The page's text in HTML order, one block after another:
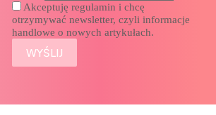
Akceptuję regulamin i chcę
otrzymywać newsletter, czyli informacje
handlowe o nowych artykułach.